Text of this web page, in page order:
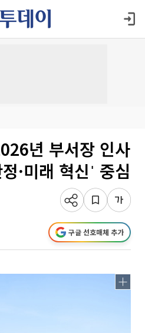
년 부서장 인사
·미래 혁신ˈ 중심
구글 선호매체 추가